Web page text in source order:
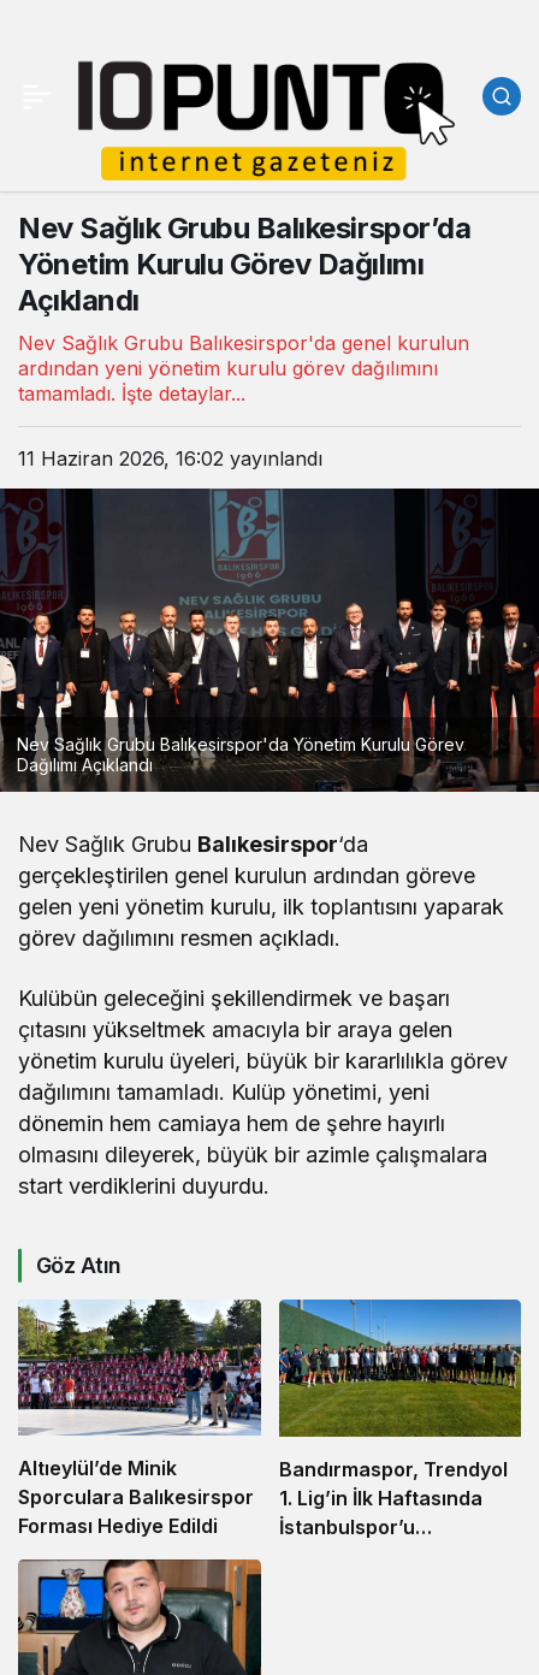
Nev Sağlık Grubu Balıkesirspor’da
Yönetim Kurulu Görev Dağılımı
Açıklandı
Nev Sağlık Grubu Balıkesirspor'da genel kurulun
ardından yeni yönetim kurulu görev dağılımını
tamamladı. İşte detaylar...
11 Haziran 2026, 16:02 yayınlandı
Nev Sağlık Grubu Balıkesirspor'da Yönetim Kurulu Görev
Dağılımı Açıklandı
Nev Sağlık Grubu Balıkesirspor‘da
gerçekleştirilen genel kurulun ardından göreve
gelen yeni yönetim kurulu, ilk toplantısını yaparak
görev dağılımını resmen açıkladı.
Kulübün geleceğini şekillendirmek ve başarı
çıtasını yükseltmek amacıyla bir araya gelen
yönetim kurulu üyeleri, büyük bir kararlılıkla görev
dağılımını tamamladı. Kulüp yönetimi, yeni
dönemin hem camiaya hem de şehre hayırlı
olmasını dileyerek, büyük bir azimle çalışmalara
start verdiklerini duyurdu.
Göz Atın
Altıeylül’de Minik
Sporculara Balıkesirspor
Forması Hediye Edildi
Bandırmaspor, Trendyol
1. Lig’in İlk Haftasında
İstanbulspor’u